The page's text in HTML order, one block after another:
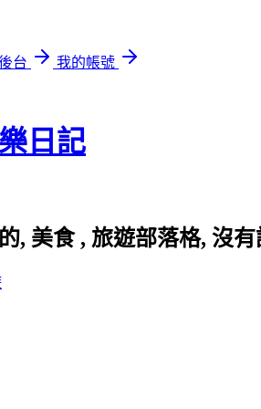
台
我的帳號
日記
, 美食 , 旅遊部落格, 沒